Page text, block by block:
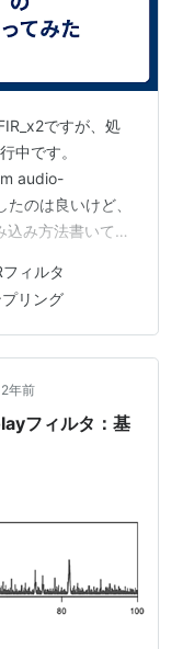
ですが、処
中です。
audio-
のは良いけど、
込み方法書いてな
ンプルプログラ
使用方法につい
げぇな ここに書
あります。
フィルタ
リング
2年前
フィルタ：基